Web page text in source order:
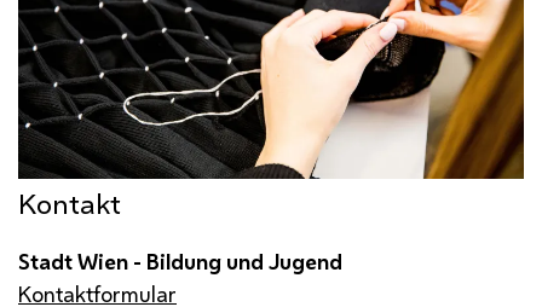
Kontakt
Stadt Wien - Bildung und Jugend
Kontaktformular